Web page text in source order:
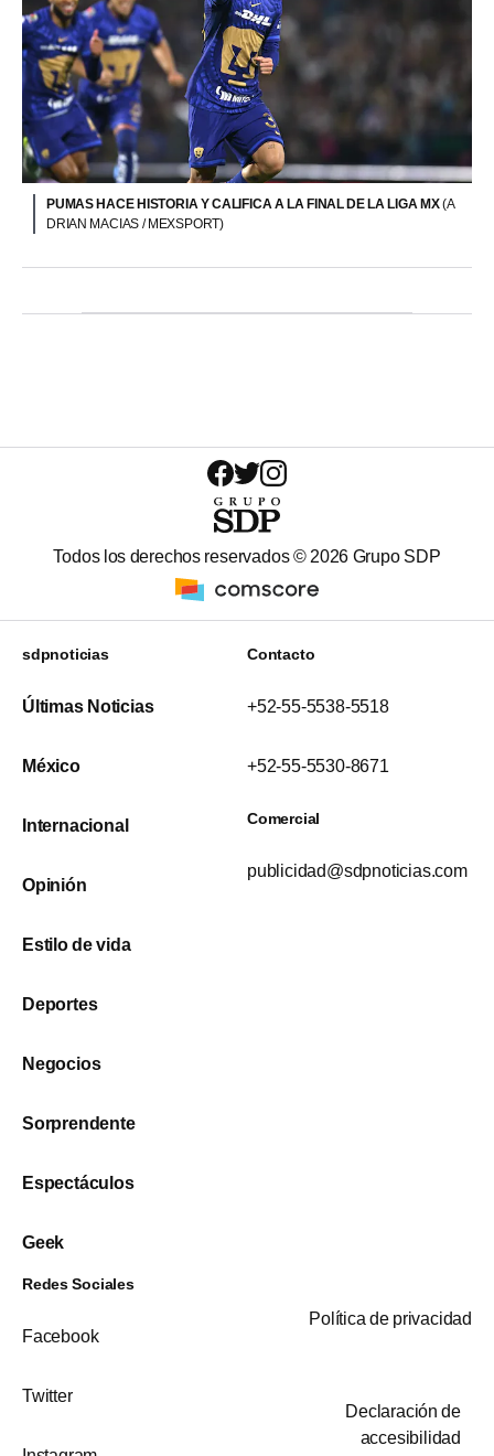
PUMAS HACE HISTORIA Y CALIFICA A LA FINAL DE LA LIGA MX(A
DRIAN MACIAS / MEXSPORT)
Todos los derechos reservados © 2026 Grupo SDP
sdpnoticias
Últimas Noticias
México
Internacional
Opinión
Estilo de vida
Deportes
Negocios
Sorprendente
Espectáculos
Geek
Contacto
+52-55-5538-5518
+52-55-5530-8671
Comercial
publicidad@sdpnoticias.com
Redes Sociales
Facebook
Twitter
Política de privacidad
Declaración de
accesibilidad